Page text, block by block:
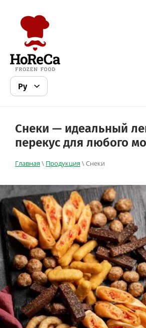
Снеки — идеальный
перекус для любого
Главная\ Продукция\ Снеки